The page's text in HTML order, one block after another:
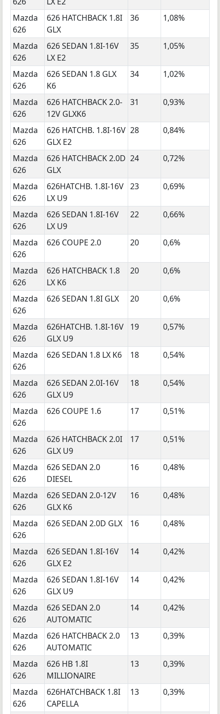
Mazda
626
626 HATCHBACK 1.8I
GLX
36 1,08%
Mazda
626
626 SEDAN 1.8I-16V
LX E2
35 1,05%
Mazda
626
626 SEDAN 1.8 GLX
K6
34 1,02%
Mazda
626
626 HATCHBACK 2.0-
12V GLXK6
31 0,93%
Mazda
626
626 HATCHB. 1.8I-16V
GLX E2
28 0,84%
Mazda
626
626 HATCHBACK 2.0D
GLX
24 0,72%
Mazda
626
626HATCHB. 1.8I-16V
LX U9
23 0,69%
Mazda
626
626 SEDAN 1.8I-16V
LX U9
22 0,66%
Mazda
626
626 COUPE 2.0 20 0,6%
Mazda
626
626 HATCHBACK 1.8
LX K6
20 0,6%
Mazda
626
626 SEDAN 1.8I GLX 20 0,6%
Mazda
626
626HATCHB. 1.8I-16V
GLX U9
19 0,57%
Mazda
626
626 SEDAN 1.8 LX K6 18 0,54%
Mazda
626
626 SEDAN 2.0I-16V
GLX U9
18 0,54%
Mazda
626
626 COUPE 1.6 17 0,51%
Mazda
626
626 HATCHBACK 2.0I
GLX U9
17 0,51%
Mazda
626
626 SEDAN 2.0
DIESEL
16 0,48%
Mazda
626
626 SEDAN 2.0-12V
GLX K6
16 0,48%
Mazda
626
626 SEDAN 2.0D GLX 16 0,48%
Mazda
626
626 SEDAN 1.8I-16V
GLX E2
14 0,42%
Mazda
626
626 SEDAN 1.8I-16V
GLX U9
14 0,42%
Mazda
626
626 SEDAN 2.0
AUTOMATIC
14 0,42%
Mazda
626
626 HATCHBACK 2.0
AUTOMATIC
13 0,39%
Mazda
626
626 HB 1.8I
MILLIONAIRE
13 0,39%
Mazda
626
626HATCHBACK 1.8I
CAPELLA
13 0,39%